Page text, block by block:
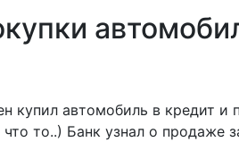
купил автомобиль в кредит и
то..) Банк узнал о продаже